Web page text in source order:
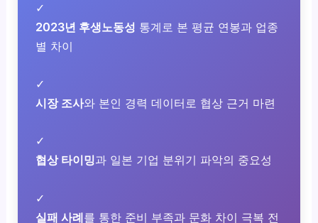
✓
2023년 후생노동성 통계로 본 평균 연봉과 업종
별 차이
✓
시장 조사와 본인 경력 데이터로 협상 근거 마련
✓
협상 타이밍과 일본 기업 분위기 파악의 중요성
✓
실패 사례를 통한 준비 부족과 문화 차이 극복 전